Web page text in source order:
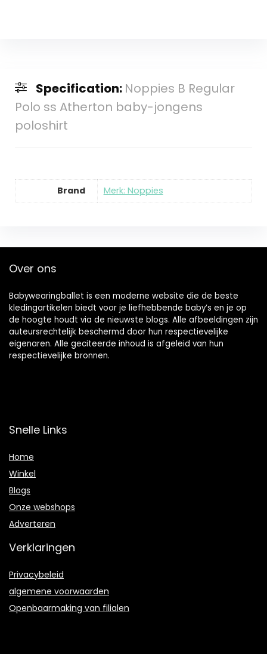
Specification: Noppies B Regular
Polo ss Atherton baby-jongens
poloshirt
Brand Merk: Noppies
Over ons
Babywearingballet is een moderne website die de beste
kledingartikelen biedt voor je liefhebbende baby’s en je op
de hoogte houdt via de nieuwste blogs. Alle afbeeldingen zijn
auteursrechtelijk beschermd door hun respectievelijke
eigenaren. Alle geciteerde inhoud is afgeleid van hun
respectievelijke bronnen.
Snelle Links
Home
Winkel
Blogs
Onze webshops
Adverteren
Verklaringen
Privacybeleid
algemene voorwaarden
Openbaarmaking van filialen